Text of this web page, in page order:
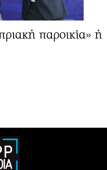
παροικία» ή